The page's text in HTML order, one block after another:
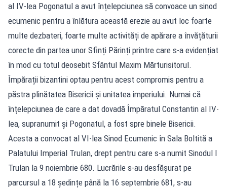
al IV-lea Pogonatul a avut înțelepciunea să convoace un sinod
ecumenic pentru a înlătura această erezie au avut loc foarte
multe dezbateri, foarte multe activități de apărare a învățăturii
corecte din partea unor Sfinți Părinți printre care s-a evidențiat
în mod cu totul deosebit Sfântul Maxim Mărturisitorul.
Împărații bizantini optau pentru acest compromis pentru a
păstra plinătatea Bisericii și unitatea imperiului. Numai că
înțelepciunea de care a dat dovadă Împăratul Constantin al IV-
lea, supranumit și Pogonatul, a fost spre binele Bisericii.
Acesta a convocat al VI-lea Sinod Ecumenic în Sala Boltită a
Palatului Imperial Trulan, drept pentru care s-a numit Sinodul I
Trulan la 9 noiembrie 680. Lucrările s-au desfășurat pe
parcursul a 18 ședințe până la 16 septembrie 681, s-au